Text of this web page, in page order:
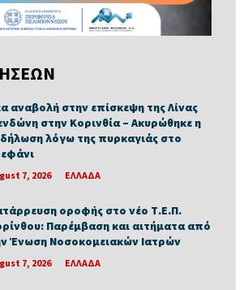
αναβολή στην επίσκεψη της Λίνας
στην Κορινθία – Ακυρώθηκε η
λόγω της πυρκαγιάς στο
7, 2026 ΕΛΛΑΔΑ
οροφής στο νέο Τ.Ε.Π.
Παρέμβαση και αιτήματα από
Ένωση Νοσοκομειακών Ιατρών
7, 2026 ΕΛΛΑΔΑ